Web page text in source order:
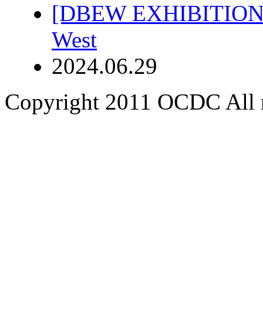
[DBEW EXHIBITION
West
2024.06.29
Copyright 2011 OCDC All